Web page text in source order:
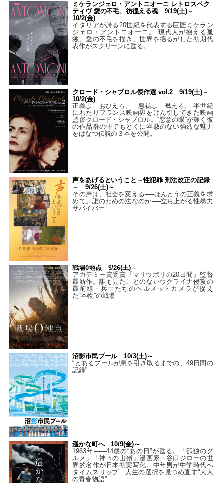
ミケランジェロ・アントニオーニ レトロスペク
ティヴ 愛の不毛、彷徨える魂 9/19(土)－
10/2(金)
イタリアが誇る20世紀を代表する巨匠ミケラン
ジェロ・アントニオーニ。 現代人が抱える孤
独、愛の不毛を描き、世界を揺るがした初期代
表作がスクリーンに甦る。
クロード・シャブロル傑作選 vol.2 9/19(土)－
10/2(金)
正義よ おびえろ。 悪徳よ 燃えろ。 半世紀
にわたりフランス映画界をけん引してきた映画
監督クロード・シャブロル。“悪意の眼”が輝く彼
の作品群の中でもとくに容赦のない強烈な魅力
をはなつ伝説の３本を公開。
声をあげるということ－性犯罪 刑法改正の記録
－ 9/26(土)～
その声は、社会を変える──ほんとうの正義を求
めて。誰のための法なのか──立ち上がる性暴力
サバイバー
戦場0地点 9/26(土)～
アカデミー賞受賞『マリウポリの20日間』監督
最新作。誰も見たことのないウクライナ侵攻の
最前線－兵士たちのヘルメットカメラが捉え
た“本物”の戦場
沼影市民プール 10/3(土)～
“とあるプールが息を引き取るまでの、49日間の
記録”
遥かな町へ 10/9(金)～
1963年――14歳の“あの日”が甦る。「孤独のグ
ルメ」「神々の山嶺」漫画家・谷口ジローの世
界的名作が日本初実写化。中年男が中学時代へ
タイムスリップ…人生の選択を見つめ直す“大人
の青春物語”